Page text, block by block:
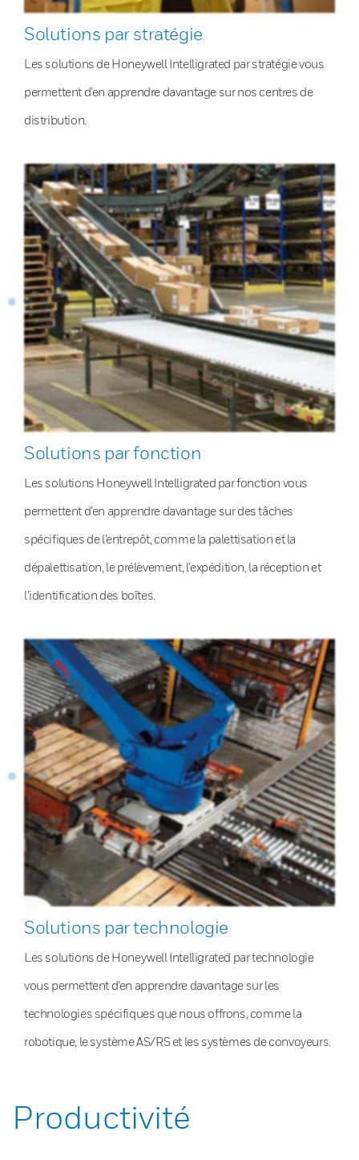
Solutions par stratégie
Les solutions de Honeywell Intelligrated par stratégie vous
permettent d’en apprendre davantage sur nos centres de
distribution.
Solutions par fonction
Les solutions Honeywell Intelligrated par fonction vous
permettent d’en apprendre davantage sur des tâches
spécifiques de l’entrepôt, comme la palettisation et la
dépalettisation, le prélèvement, l’expédition, la réception et
l’identification des boîtes.
Solutions par technologie
Les solutions de Honeywell Intelligrated par technologie
vous permettent d’en apprendre davantage sur les
technologies spécifiques que nous offrons, comme la
robotique, le système AS/RS et les systèmes de convoyeurs.
Productivité